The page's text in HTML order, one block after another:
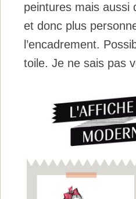
peintures mais aussi
et donc plus
l’encadrement.
toile. Je ne sais pas